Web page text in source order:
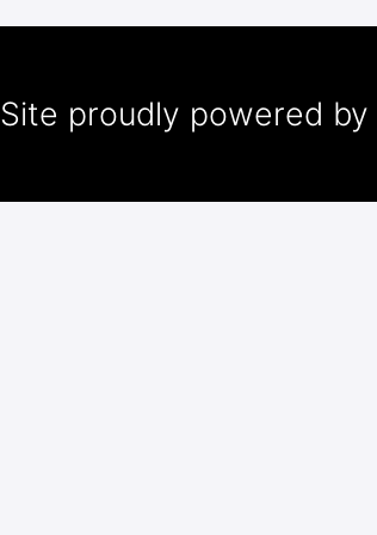
Site proudly powered by